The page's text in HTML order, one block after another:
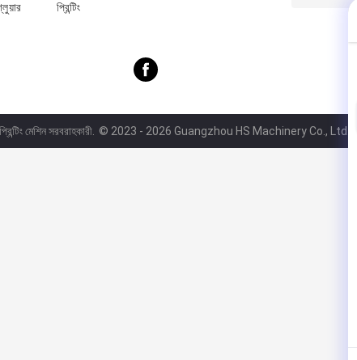
প্রিন্টিং
মেশিন সরবরাহকারী. © 2023 - 2026 Guangzhou HS Machinery Co., Ltd..